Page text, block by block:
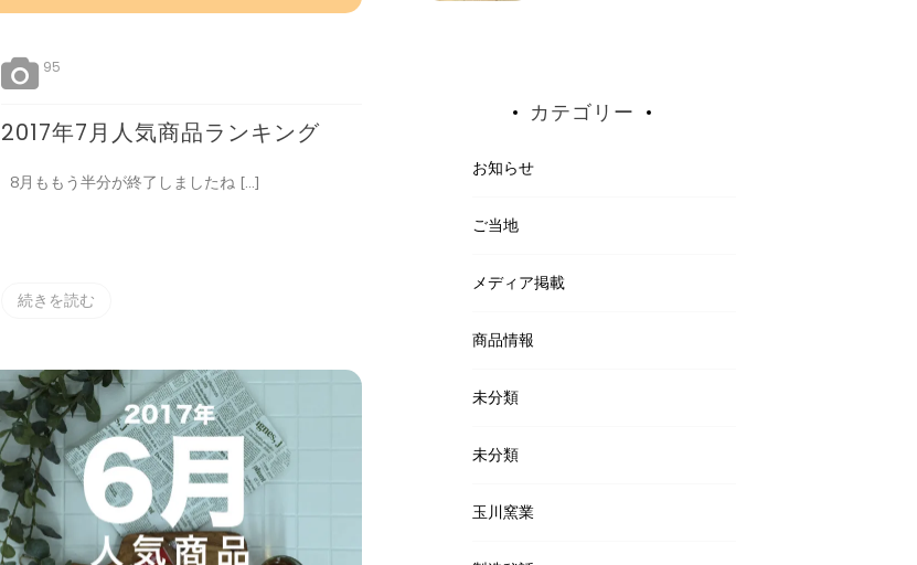
95
2017年7月人気商品ランキング
8月ももう半分が終了しましたね […]
続きを読む
カテゴリー
お知らせ
ご当地
メディア掲載
商品情報
未分類
未分類
玉川窯業